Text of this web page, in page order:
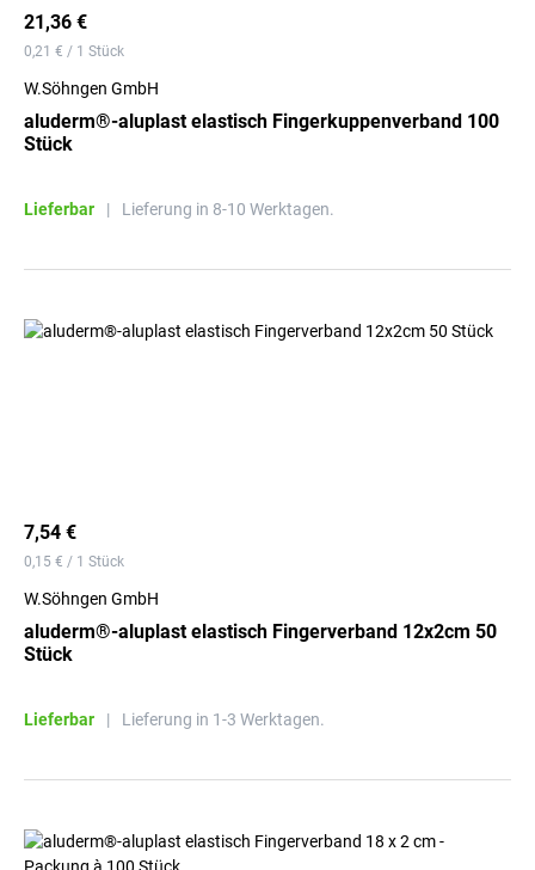
21,36 €
0,21 € / 1 Stück
W.Söhngen GmbH
aluderm®-aluplast elastisch Fingerkuppenverband 100
Stück
Lieferbar | Lieferung in 8-10 Werktagen.
7,54 €
0,15 € / 1 Stück
W.Söhngen GmbH
aluderm®-aluplast elastisch Fingerverband 12x2cm 50
Stück
Lieferbar | Lieferung in 1-3 Werktagen.